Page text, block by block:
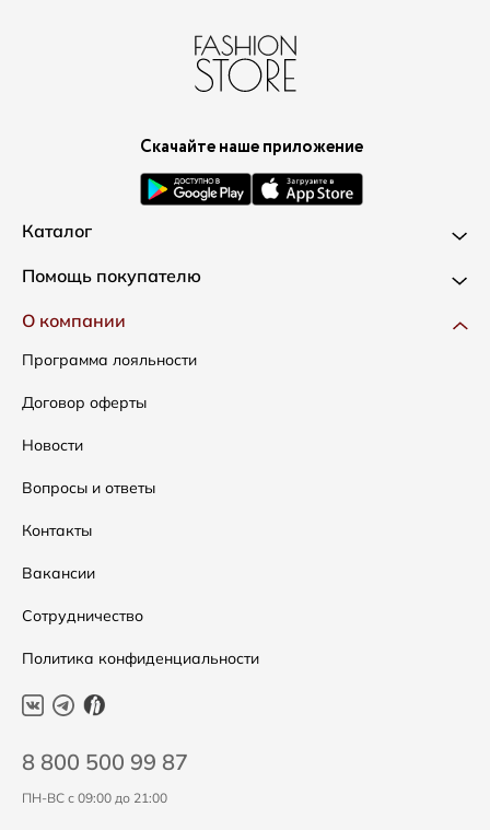
Скачайте наше приложение
Каталог
Новинки
Одежда
Сумки
Аксессуары
Распродажа
Подарочные сертификаты
Помощь покупателю
Доставка и оплата
Как оформить заказ
Условия возвратов
Таблица размеров
Уход за одеждой
О компании
Программа лояльности
Договор оферты
Новости
Вопросы и ответы
Контакты
Вакансии
Сотрудничество
Политика конфиденциальности
8 800 500 99 87
ПН-ВС с 09:00 до 21:00